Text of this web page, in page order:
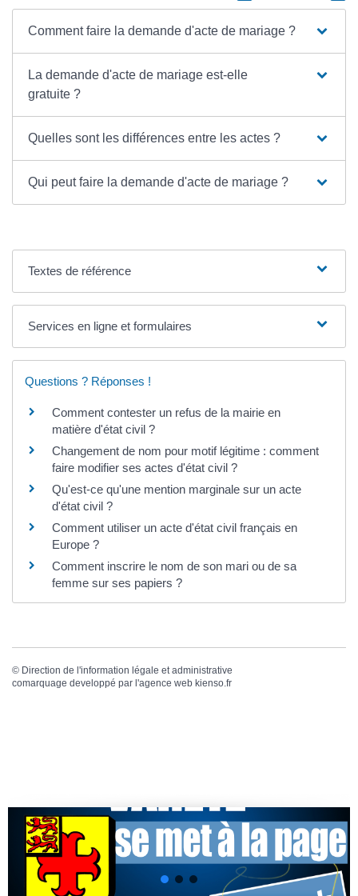
Comment faire la demande d'acte de mariage ?
La demande d'acte de mariage est-elle
gratuite ?
Quelles sont les différences entre les actes ?
Qui peut faire la demande d'acte de mariage ?
Textes de référence
Services en ligne et formulaires
Questions ? Réponses !
Comment contester un refus de la mairie en
matière d'état civil ?
Changement de nom pour motif légitime : comment
faire modifier ses actes d'état civil ?
Qu'est-ce qu'une mention marginale sur un acte
d'état civil ?
Comment utiliser un acte d'état civil français en
Europe ?
Comment inscrire le nom de son mari ou de sa
femme sur ses papiers ?
© Direction de l'information légale et administrative
comarquage developpé par l'agence web kienso.fr